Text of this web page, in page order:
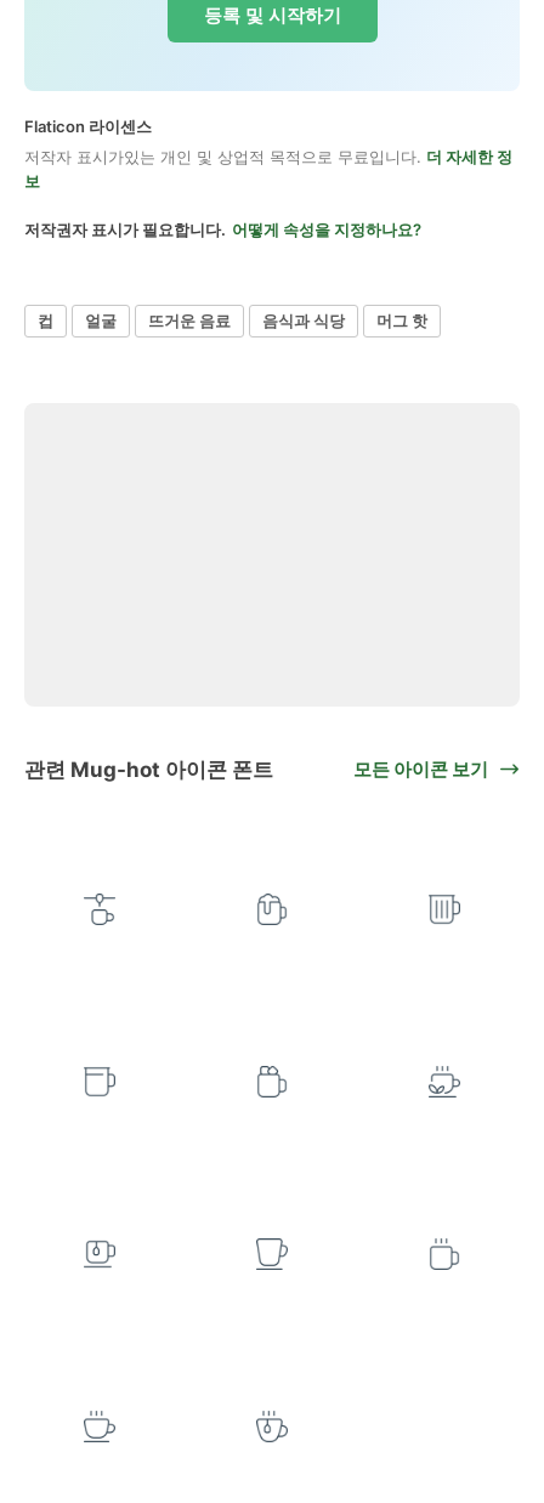
등록 및 시작하기
Flaticon 라이센스
저작자 표시가있는 개인 및 상업적 목적으로 무료입니다. 더 자세한 정
보
저작권자 표시가 필요합니다. 어떻게 속성을 지정하나요?
컵 얼굴 뜨거운 음료 음식과 식당 머그 핫
관련 Mug-hot 아이콘 폰트 모든 아이콘 보기